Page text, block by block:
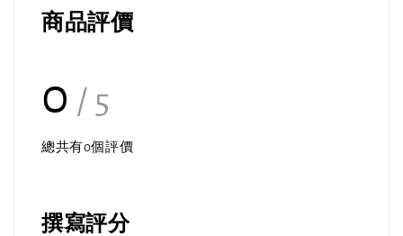
商品評價
0 / 5
總共有0個評價
撰寫評分